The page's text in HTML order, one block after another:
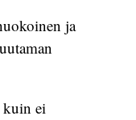
ja
kuin ei